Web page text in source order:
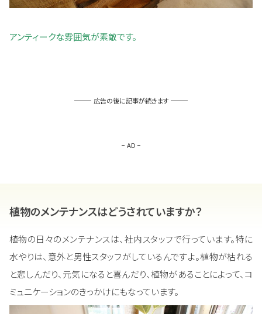
アンティークな雰囲気が素敵です。
広告の後に記事が続きます
AD
植物のメンテナンスはどうされていますか？
植物の日々のメンテナンスは、社内スタッフで行っています。特に
水やりは、意外と男性スタッフがしているんですよ。植物が枯れる
と悲しんだり、元気になると喜んだり、植物があることによって、コ
ミュニケーションのきっかけにもなっています。